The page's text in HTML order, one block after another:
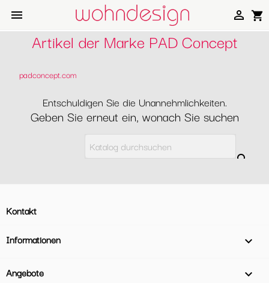
 shopping_cart

Artikel der Marke PAD Concept
padconcept.com
Entschuldigen Sie die Unannehmlichkeiten.
Geben Sie erneut ein, wonach Sie suchen

Kontakt
Informationen

Angebote 